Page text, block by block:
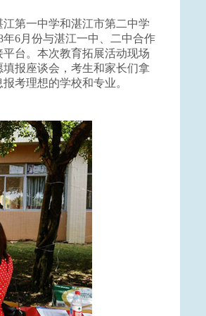
第一中学和湛江市第二中学
年6月份与湛江一中、二中合作
台。本次教育拓展活动现场
报座谈会，考生和家长们拿
考理想的学校和专业。